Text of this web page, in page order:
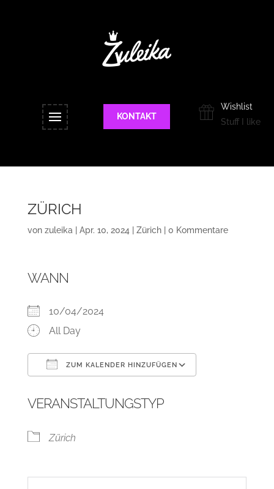
KONTAKT
Wishlist
Stuff I like
ZÜRICH
von zuleika Apr. 10, 2024 Zürich| 0 Kommentare
WANN
10/04/2024
All Day
ZUM KALENDER HINZUFÜGEN
VERANSTALTUNGSTYP
Zürich